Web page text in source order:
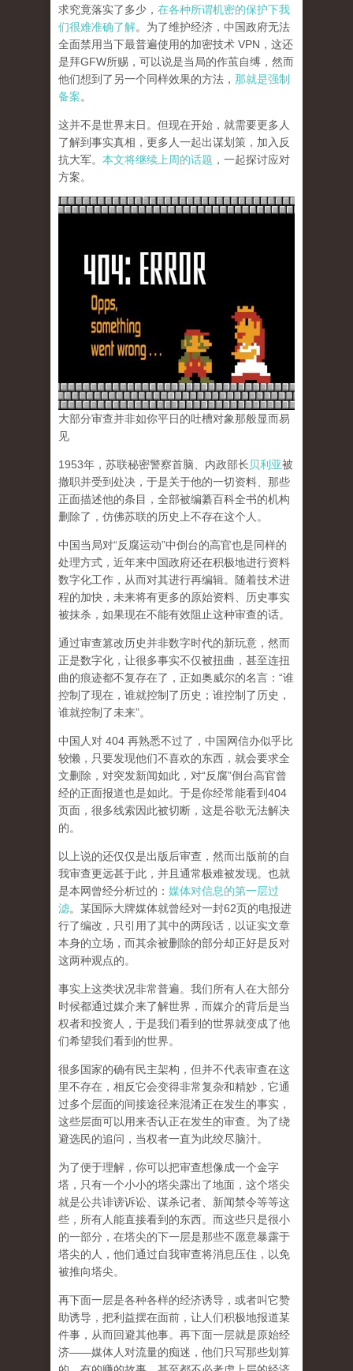
求究竟落实了多少， 在各种所谓机密的保护下我
们很难准确了解。为了维护经济，中国政府无法
全面禁用当下最普遍使用的加密技术 VPN，这还
是拜GFW所赐，可以说是当局的作茧自缚，然而
他们想到了另一个同样效果的方法， 那就是强制
备案。
这并不是世界末日。但现在开始，就需要更多人
了解到事实真相，更多人一起出谋划策，加入反
抗大军。 本文将继续上周的话题 ，一起探讨应对
方案。
大部分审查并非如你平日的吐槽对象那般显而易
见
1953年，苏联秘密警察首脑、内政部长贝利亚被
撤职并受到处决，于是关于他的一切资料、那些
正面描述他的条目，全部被编纂百科全书的机构
删除了，仿佛苏联的历史上不存在这个人。
中国当局对“反腐运动”中倒台的高官也是同样的
处理方式，近年来中国政府还在积极地进行资料
数字化工作，从而对其进行再编辑。随着技术进
程的加快，未来将有更多的原始资料、历史事实
被抹杀，如果现在不能有效阻止这种审查的话。
通过审查篡改历史并非数字时代的新玩意，然而
正是数字化，让很多事实不仅被扭曲，甚至连扭
曲的痕迹都不复存在了，正如奥威尔的名言：“谁
控制了现在，谁就控制了历史；谁控制了历史，
谁就控制了未来”。
中国人对 404 再熟悉不过了，中国网信办似乎比
较懒，只要发现他们不喜欢的东西，就会要求全
文删除，对突发新闻如此，对“反腐”倒台高官曾
经的正面报道也是如此。于是你经常能看到404
页面， 很多线索因此被切断，这是谷歌无法解决
的。
以上说的还仅仅是出版后审查，然而出版前的自
我审查更远甚于此，并且通常极难被发现。 也就
是本网曾经分析过的： 媒体对信息的第一层过
滤。某国际大牌媒体就曾经对一封62页的电报进
行了编改，只引用了其中的两段话，以证实文章
本身的立场，而其余被删除的部分却正好是反对
这两种观点的。
事实上这类状况非常普遍。我们所有人在大部分
时候都通过媒介来了解世界，而媒介的背后是当
权者和投资人，于是我们看到的世界就变成了他
们希望我们看到的世界。
很多国家的确有民主架构，但并不代表审查在这
里不存在，相反它会变得非常复杂和精妙，它通
过多个层面的间接途径来混淆正在发生的事实，
这些层面可以用来否认正在发生的审查。为了绕
避选民的追问，当权者一直为此绞尽脑汁。
为了便于理解，你可以把审查想像成一个金字
塔，只有一个小小的塔尖露出了地面，这个塔尖
就是公共诽谤诉讼、谋杀记者、新闻禁令等等这
些，所有人能直接看到的东西。而这些只是很小
的一部分，在塔尖的下一层是那些不愿意暴露于
塔尖的人，他们通过自我审查将消息压住，以免
被推向塔尖。
再下面一层是各种各样的经济诱导，或者叫它赞
助诱导，把利益摆在面前，让人们积极地报道某
件事，从而回避其他事。再下面一层就是原始经
济——媒体人对流量的痴迷，他们只写那些划算